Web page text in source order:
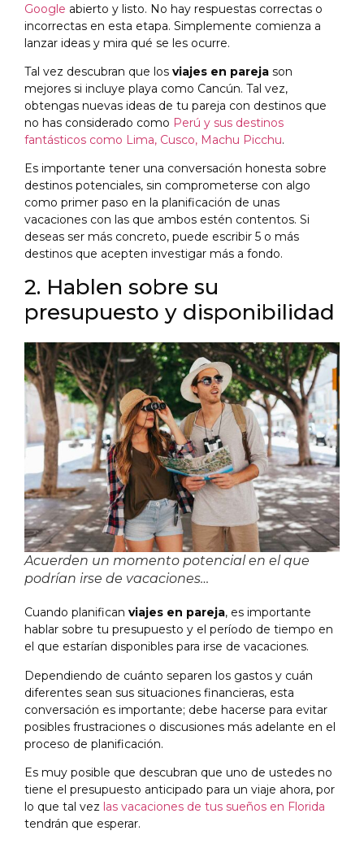
Google abierto y listo. No hay respuestas correctas o
incorrectas en esta etapa. Simplemente comienza a
lanzar ideas y mira qué se les ocurre.
Tal vez descubran que los viajes en pareja son
mejores si incluye playa como Cancún. Tal vez,
obtengas nuevas ideas de tu pareja con destinos que
no has considerado como Perú y sus destinos
fantásticos como Lima, Cusco, Machu Picchu.
Es importante tener una conversación honesta sobre
destinos potenciales, sin comprometerse con algo
como primer paso en la planificación de unas
vacaciones con las que ambos estén contentos. Si
deseas ser más concreto, puede escribir 5 o más
destinos que acepten investigar más a fondo.
2. Hablen sobre su
presupuesto y disponibilidad
Acuerden un momento potencial en el que
podrían irse de vacaciones…
Cuando planifican viajes en pareja, es importante
hablar sobre tu presupuesto y el período de tiempo en
el que estarían disponibles para irse de vacaciones.
Dependiendo de cuánto separen los gastos y cuán
diferentes sean sus situaciones financieras, esta
conversación es importante; debe hacerse para evitar
posibles frustraciones o discusiones más adelante en el
proceso de planificación.
Es muy posible que descubran que uno de ustedes no
tiene el presupuesto anticipado para un viaje ahora, por
lo que tal vez las vacaciones de tus sueños en Florida
tendrán que esperar.